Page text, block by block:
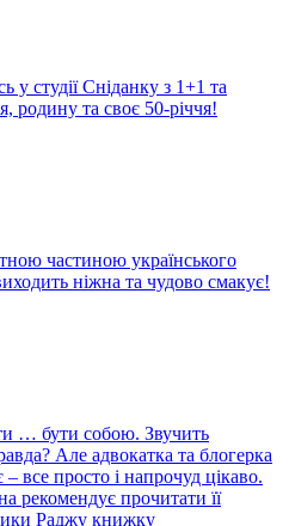
у студії Сніданку з 1+1 та
родину та своє 50-річчя!
частиною українського
ніжна та чудово смакує!
… бути собою. Звучить
Але адвокатка та блогерка
все просто і напрочуд цікаво.
рекомендує прочитати її
Раджу книжку